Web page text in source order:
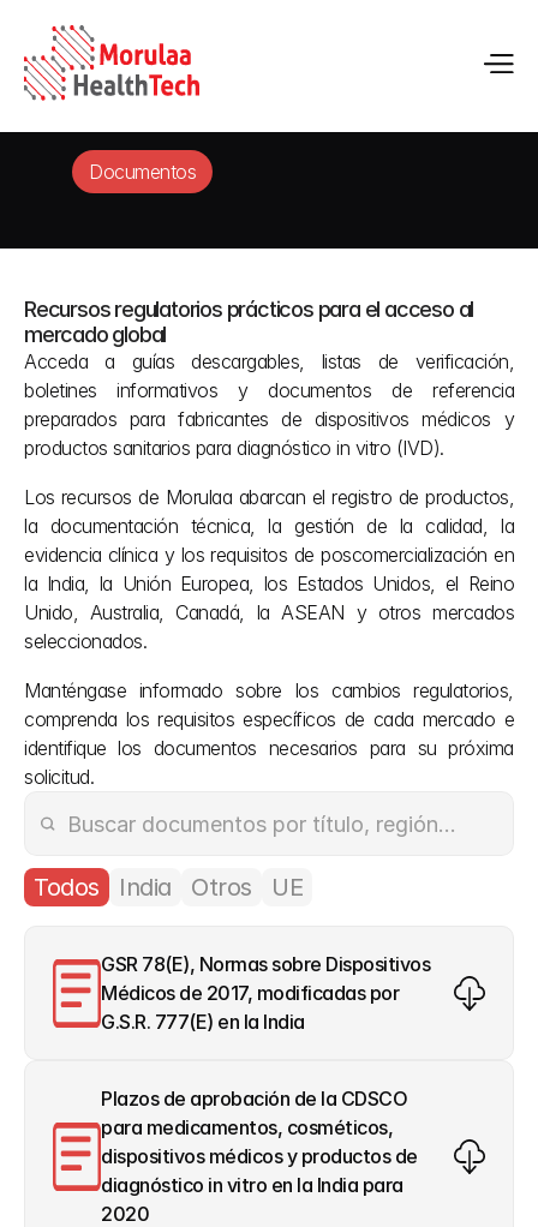
Documentos
Recursos regulatorios prácticos para el acceso al
mercado global
Acceda a guías descargables, listas de verificación,
boletines informativos y documentos de referencia
preparados para fabricantes de dispositivos médicos y
productos sanitarios para diagnóstico in vitro (IVD).
Los recursos de Morulaa abarcan el registro de productos,
la documentación técnica, la gestión de la calidad, la
evidencia clínica y los requisitos de poscomercialización en
la India, la Unión Europea, los Estados Unidos, el Reino
Unido, Australia, Canadá, la ASEAN y otros mercados
seleccionados.
Manténgase informado sobre los cambios regulatorios,
comprenda los requisitos específicos de cada mercado e
identifique los documentos necesarios para su próxima
solicitud.
Todos India Otros UE
GSR 78(E), Normas sobre Dispositivos
Médicos de 2017, modificadas por
G.S.R. 777(E) en la India
Plazos de aprobación de la CDSCO
para medicamentos, cosméticos,
dispositivos médicos y productos de
diagnóstico in vitro en la India para
2020